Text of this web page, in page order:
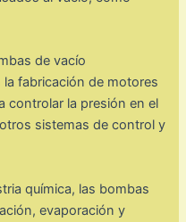
de vacío
fabricación de motores
controlar la presión en el
sistemas de control y
química, las bombas
evaporación y